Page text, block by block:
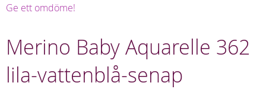
Ge ett omdöme!
Merino Baby Aquarelle 362
lila-vattenblå-senap